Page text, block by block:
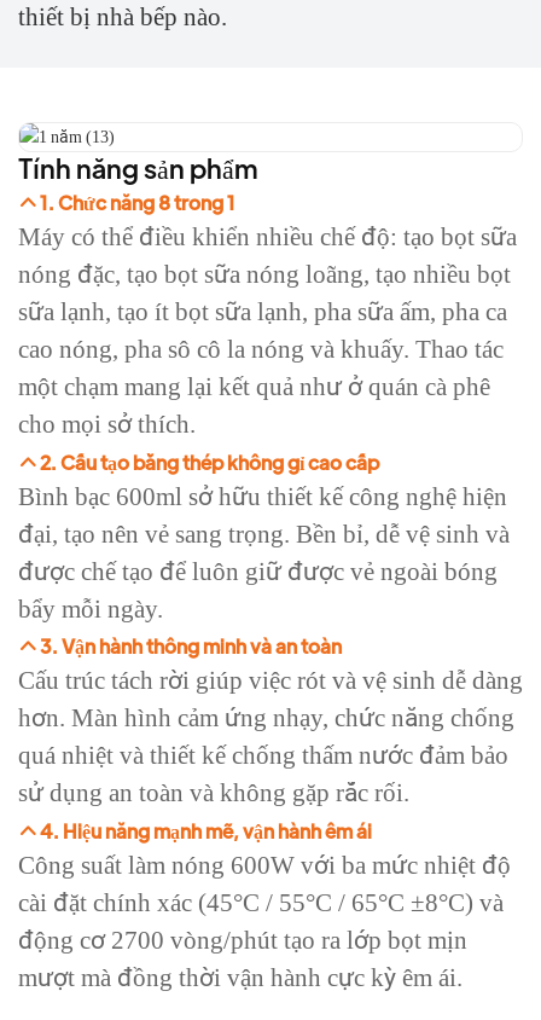
thiết bị nhà bếp nào.
Tính năng sản phẩm
1. Chức năng 8 trong 1
Máy có thể điều khiển nhiều chế độ: tạo bọt sữa
nóng đặc, tạo bọt sữa nóng loãng, tạo nhiều bọt
sữa lạnh, tạo ít bọt sữa lạnh, pha sữa ấm, pha ca
cao nóng, pha sô cô la nóng và khuấy. Thao tác
một chạm mang lại kết quả như ở quán cà phê
cho mọi sở thích.
2. Cấu tạo bằng thép không gỉ cao cấp
Bình bạc 600ml sở hữu thiết kế công nghệ hiện
đại, tạo nên vẻ sang trọng. Bền bỉ, dễ vệ sinh và
được chế tạo để luôn giữ được vẻ ngoài bóng
bẩy mỗi ngày.
3. Vận hành thông minh và an toàn
Cấu trúc tách rời giúp việc rót và vệ sinh dễ dàng
hơn. Màn hình cảm ứng nhạy, chức năng chống
quá nhiệt và thiết kế chống thấm nước đảm bảo
sử dụng an toàn và không gặp rắc rối.
4. Hiệu năng mạnh mẽ, vận hành êm ái
Công suất làm nóng 600W với ba mức nhiệt độ
cài đặt chính xác (45°C / 55°C / 65°C ±8°C) và
động cơ 2700 vòng/phút tạo ra lớp bọt mịn
mượt mà đồng thời vận hành cực kỳ êm ái.